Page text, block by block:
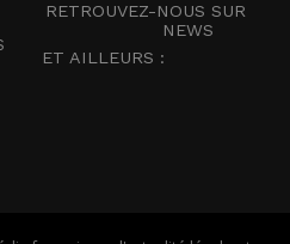
RETROUVEZ-NOUS SUR
NEWS
ET AILLEURS :